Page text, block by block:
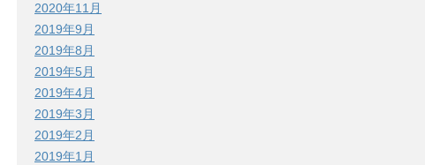
2020年11月
2019年9月
2019年8月
2019年5月
2019年4月
2019年3月
2019年2月
2019年1月